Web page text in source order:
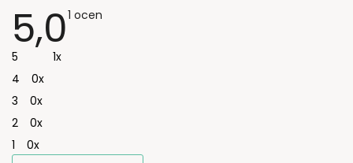
5,0Średnia
1 ocen
5
1x
4
0x
3
0x
2
0x
1
0x